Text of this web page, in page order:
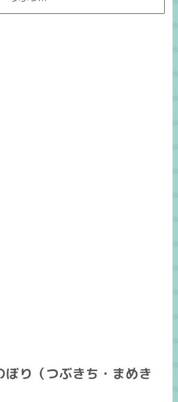
ぼり（つぶきち・まめき